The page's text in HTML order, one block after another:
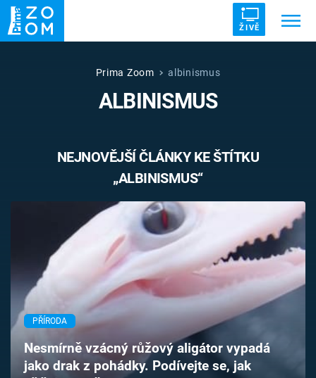
ŽIVĚ
UFO DRUHÁ SVĚTOVÁ VÁLKA
VETŘELCI DÁVNOVĚKU
Pořady
TV Program
Časopis
Sledujte prima+
Prima Zoom albinismus
ALBINISMUS
NEJNOVĚJŠÍ ČLÁNKY KE ŠTÍTKU
„ALBINISMUS“
PŘÍRODA
Nesmírně vzácný růžový aligátor vypadá
jako drak z pohádky. Podívejte se, jak